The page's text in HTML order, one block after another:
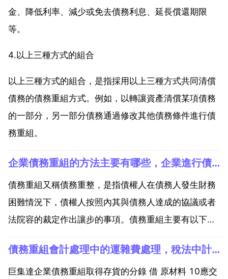
金、降低利率、減少或免去債務利息、延長償還期限
等。
4.以上三種方式的組合
以上三種方式的組合，是指採用以上三種方式共同清償
債務的債務重組方式。例如，以轉讓資產清償某項債務
的一部分，另一部分債務通過修改其他債務條件進行債
務重組。
企業債務重組的方法主要有哪些，企業進行債務重組有什麼意義
債務重組又稱債務重整，是指債權人在債務人發生財務
困難情況下，債權人按照內其與債務人達成的協議或者
法院容的裁定作出讓步的事項。債務重組主要有以下幾
要有 現金 存貨 金融資產 固定資產 無形資產等。以現金
清償債務，通常是指以低於債務的賬面價值的現金清
債務重組會計處理中的運雜費處理，稅法中計算會計利潤時,運雜費應如何處理
巨集達企業債務重組取得存貨的分錄 借 原材料 10應交